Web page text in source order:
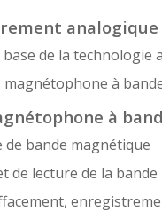
analogique
de la technologie
à
à
de bande magnétique
de lecture de la bande